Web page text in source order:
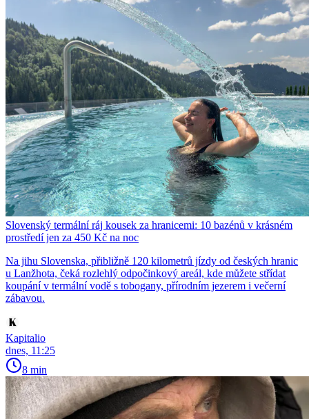
Slovenský termální ráj kousek za hranicemi: 10 bazénů v krásném
prostředí jen za 450 Kč na noc
Na jihu Slovenska, přibližně 120 kilometrů jízdy od českých hranic
u Lanžhota, čeká rozlehlý odpočinkový areál, kde můžete střídat
koupání v termální vodě s tobogany, přírodním jezerem i večerní
zábavou.
Kapitalio
dnes, 11:25
8 min